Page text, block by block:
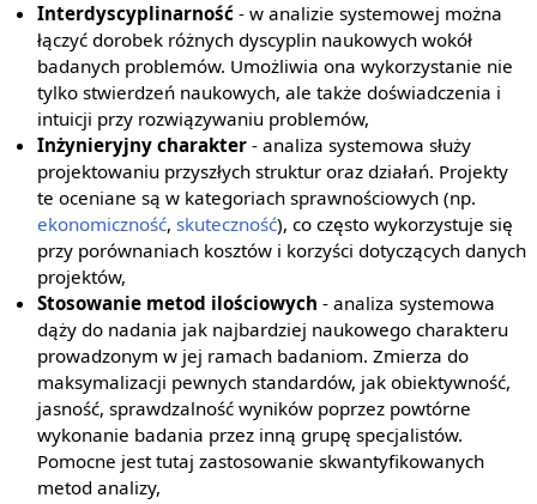
Interdyscyplinarność - w analizie systemowej można
łączyć dorobek różnych dyscyplin naukowych wokół
badanych problemów. Umożliwia ona wykorzystanie nie
tylko stwierdzeń naukowych, ale także doświadczenia i
intuicji przy rozwiązywaniu problemów,
Inżynieryjny charakter - analiza systemowa służy
projektowaniu przyszłych struktur oraz działań. Projekty
te oceniane są w kategoriach sprawnościowych (np.
ekonomiczność,skuteczność), co często wykorzystuje się
przy porównaniach kosztów i korzyści dotyczących danych
projektów,
Stosowanie metod ilościowych - analiza systemowa
dąży do nadania jak najbardziej naukowego charakteru
prowadzonym w jej ramach badaniom. Zmierza do
maksymalizacji pewnych standardów, jak obiektywność,
jasność, sprawdzalność wyników poprzez powtórne
wykonanie badania przez inną grupę specjalistów.
Pomocne jest tutaj zastosowanie skwantyfikowanych
metod analizy,